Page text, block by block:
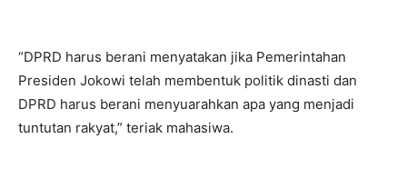
“DPRD harus berani menyatakan jika Pemerintahan
Presiden Jokowi telah membentuk politik dinasti dan
DPRD harus berani menyuarahkan apa yang menjadi
tuntutan rakyat,” teriak mahasiwa.